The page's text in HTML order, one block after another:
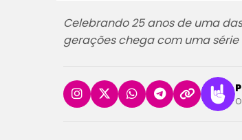
Celebrando 25 anos de uma
gerações chega com uma